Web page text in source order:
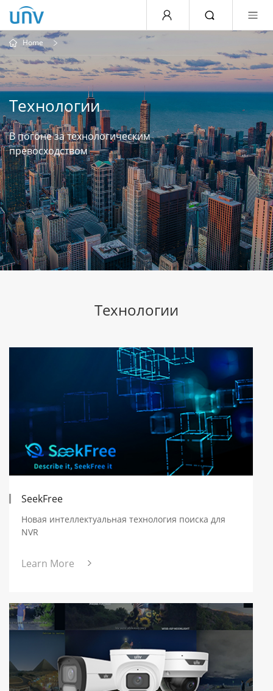
Home
Технологии
В погоне за технологическим
превосходством
Технологии
SeekFree
Новая интеллектуальная технология поиска для
NVR
Learn More